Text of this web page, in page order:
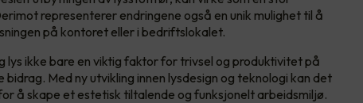
representerer endringene også en unik mulighet til å
på kontoret eller i bedriftslokalet.
lys ikke bare en viktig faktor for trivsel og produktivitet på
bidrag. Med ny utvikling innen lysdesign og teknologi kan det
å skape et estetisk tiltalende og funksjonelt arbeidsmiljø.